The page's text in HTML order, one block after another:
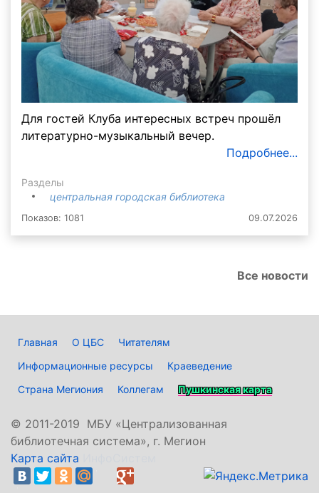
Для гостей Клуба интересных встреч прошёл
литературно-музыкальный вечер.
Подробнее...
Разделы
центральная городская библиотека
Показов: 1081 09.07.2026
Все новости
Главная О ЦБС
Читателям
Информационные ресурсы
Краеведение
Страна Мегиония
Коллегам Пушкинская карта
© 2011-2019 МБУ «Централизованная
библиотечная система», г. Мегион
Карта сайта